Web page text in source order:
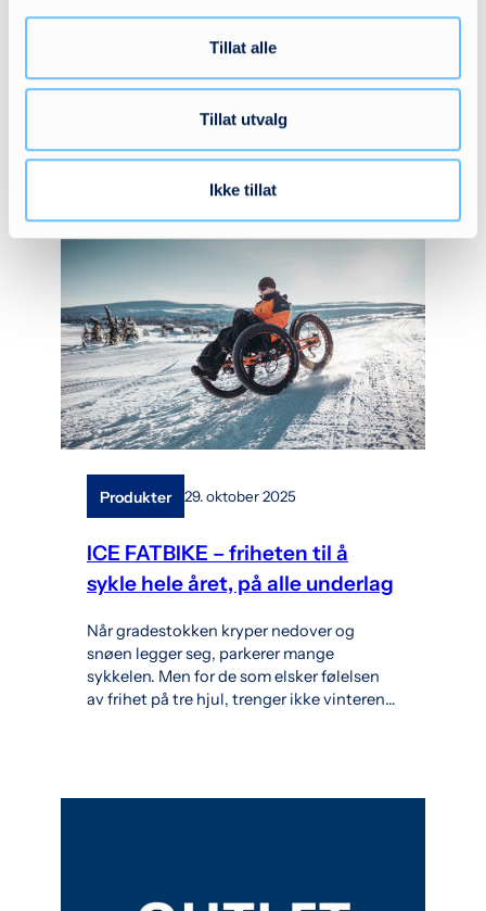
Tillat alle
Tillat utvalg
Ikke tillat
Rammeavtale for moduloppbygde
sittesystemer og bilseter trer i kraft 1. mars
åtte delkontrakter og omfatter blant
Produkter 29. oktober 2025
ICE FATBIKE – friheten til å
sykle hele året, på alle underlag
Når gradestokken kryper nedover og
snøen legger seg, parkerer mange
sykkelen. Men for de som elsker følelsen
av frihet på tre hjul, trenger ikke vinteren…